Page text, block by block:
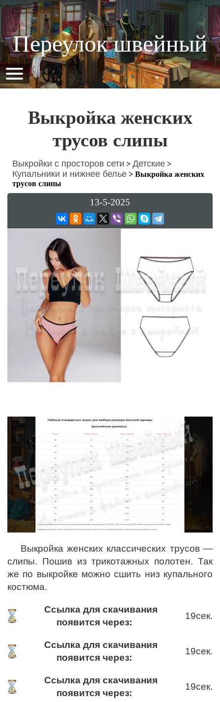
Переулок швейный
Выкройка женских
трусов слипы
Выкройки с просторов сети > Детские >
Купальники и нижнее белье > Выкройка женских
трусов слипы
13-5-2025
Выкройка женских классических трусов —
слипы. Пошив из трикотажных полотен. Так
же по выкройке можно сшить низ купального
костюма.
Ссылка для скачивания
появится через:
18сек.
Ссылка для скачивания
появится через:
18сек.
Ссылка для скачивания
появится через:
18сек.